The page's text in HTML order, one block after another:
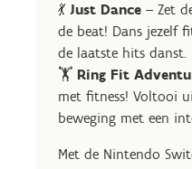
💃 Just Dance – Zet
de beat! Dans jezelf
de laatste hits danst.
🏋️ Ring Fit
met fitness! Voltooi
beweging met een
Met de Nintendo